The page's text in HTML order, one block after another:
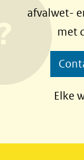
n
o
p
F
b
afvalwet-
met
Elke